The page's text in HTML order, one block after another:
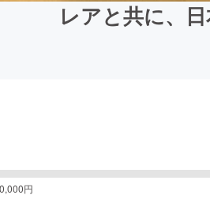
レアと共に、
円